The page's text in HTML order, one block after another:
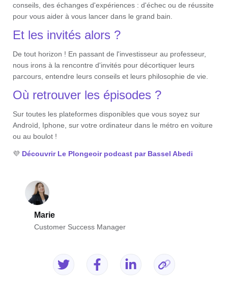
conseils, des échanges d'expériences : d'échec ou de réussite
pour vous aider à vous lancer dans le grand bain.
Et les invités alors ?
De tout horizon ! En passant de l'investisseur au professeur,
nous irons à la rencontre d'invités pour décortiquer leurs
parcours, entendre leurs conseils et leurs philosophie de vie.
Où retrouver les épisodes ?
Sur toutes les plateformes disponibles que vous soyez sur
Androïd, Iphone, sur votre ordinateur dans le métro en voiture
ou au boulot !
💜 Découvrir Le Plongeoir podcast par Bassel Abedi
Marie
Customer Success Manager